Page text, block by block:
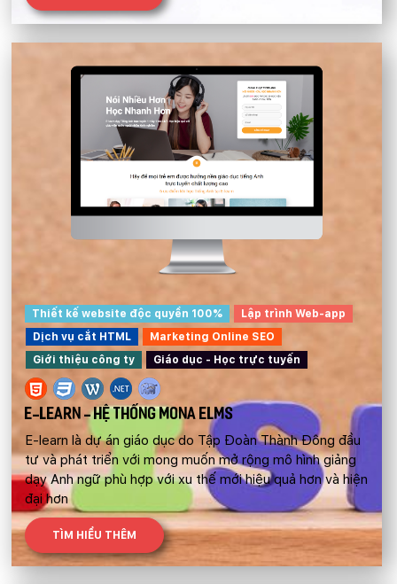
Thiết kế website độc quyền 100%
Lập trình Web-app
Dịch vụ cắt HTML
Marketing Online SEO
Giới thiệu công ty
Giáo dục - Học trực tuyến
E-LEARN - HỆ THỐNG MONA ELMS
E-learn là dự án giáo dục do Tập Đoàn Thành Đông đầu
tư và phát triển với mong muốn mở rộng mô hình giảng
dạy Anh ngữ phù hợp với xu thế mới hiệu quả hơn và hiện
đại hơn
TÌM HIỂU THÊM